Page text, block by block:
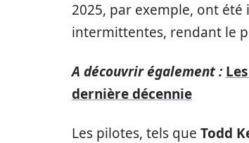
2025, par exemple, ont
intermittentes, rendant le
A découvrir également :
dernière décennie
Les pilotes, tels que Todd